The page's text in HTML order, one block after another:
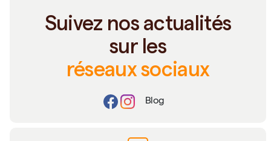
Suivez nos actualités
sur les
réseaux sociaux
Blog